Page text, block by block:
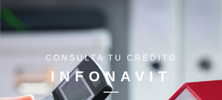
CONSULTA TU CRÉDITO
INFONAVIT